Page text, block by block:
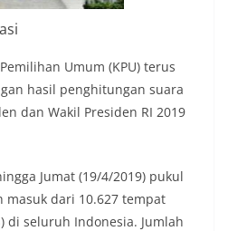
Umum (KPU) terus
hasil penghitungan suara
dan Wakil Presiden RI 2019
Jumat (19/4/2019) pukul
masuk dari 10.627 tempat
di seluruh Indonesia. Jumlah